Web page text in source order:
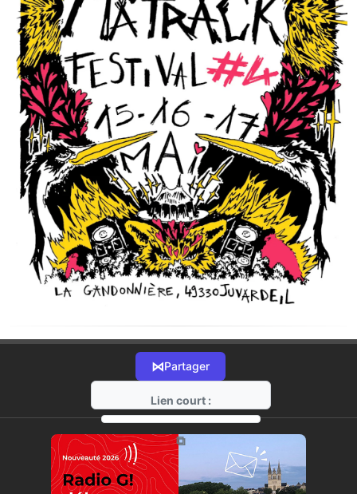
⋈Partager
Lien court :
https://radio-g.fr?21975
⧉